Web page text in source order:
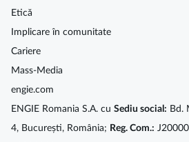
Etică
Implicare în comunitate
Cariere
Mass-Media
engie.com
ENGIE Romania S.A. cu Sediu social: Bd.
4, București, România; Reg. Com.: